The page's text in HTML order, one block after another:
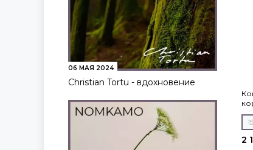
06 МАЯ 2024
Christian Tortu - вдохновение
2